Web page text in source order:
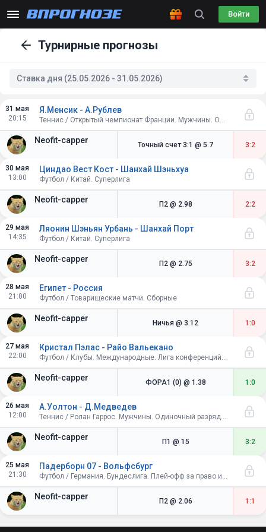
Войти
Турнирные прогнозы
Ставка дня (25.05.2026 - 31.05.2026)
31 мая
20:15
Neofit-capper
Я.Менсик - А.Рублев
Теннис / Открытый чемпионат Франции. Мужчины. Одиночный разряд. 1/8 финала
Точный счет 3:1 @ 5.7 3:2
30 мая
13:00
Neofit-capper
Циндао Вест Кост - Шанхай Шэньхуа
Футбол / Китай. Суперлига
П2 @ 2.98 2:2
29 мая
14:35
Neofit-capper
Ляонин Шэньян Урбань - Шанхай Порт
Футбол / Китай. Суперлига
П2 @ 2.75 3:2
28 мая
21:00
Neofit-capper
Египет - Россия
Футбол / Товарищеские матчи. Сборные
Ничья @ 3.12 1:0
27 мая
22:00
Neofit-capper
Кристал Пэлас - Райо Вальекано
Футбол / Клубы. Международные. Лига конференций УЕФА. Плей-офф. Финал. Лейпциг
ФОРА1 (0) @ 1.38 1:0
26 мая
12:00
Neofit-capper
А.Уолтон - Д.Медведев
Теннис / Ролан Гаррос. Мужчины. Одиночный разряд. 1/64 финала
П1 @ 15 3:2
25 мая
21:30
Neofit-capper
Падерборн 07 - Вольфсбург
Футбол / Германия. Бундеслига. Плей-офф за право играть в Бундеслиге. Ответный матч
П2 @ 2.06 1:1